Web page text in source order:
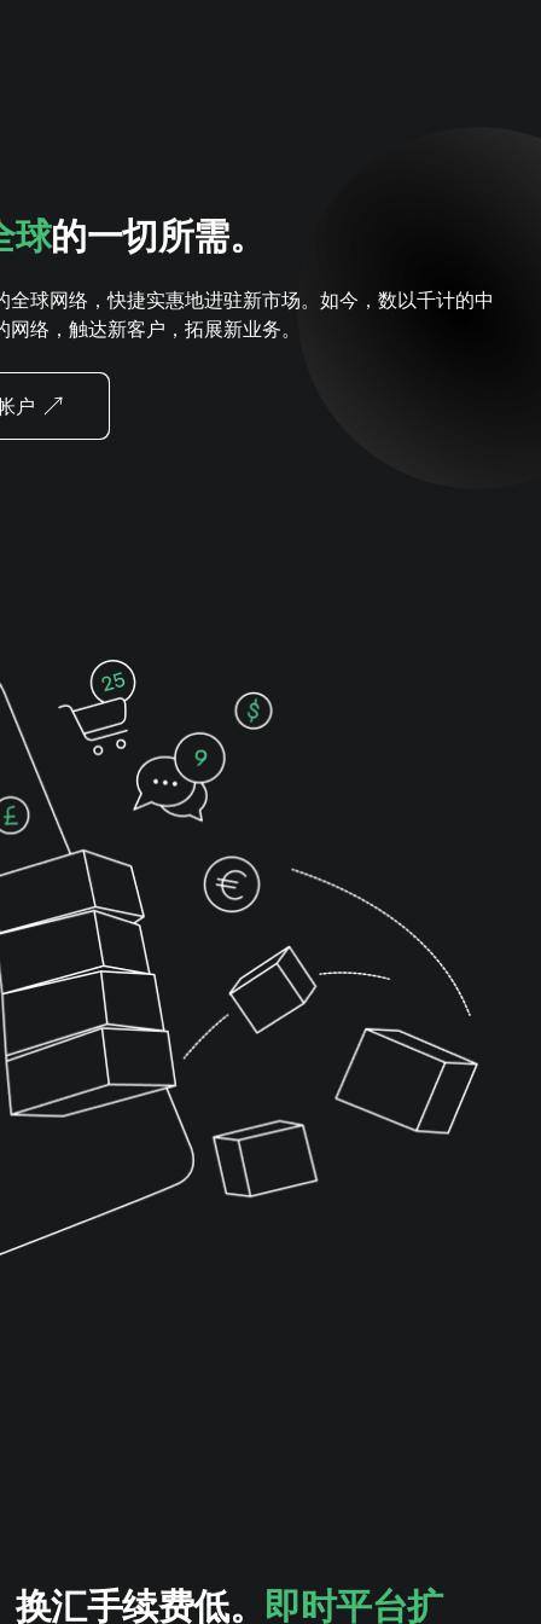
球的一切所需。
全球网络，快捷实惠地进驻新市场。如今，数以千计的中
络，触达新客户，拓展新业务。
户
汇手续费低。 即时平台扩